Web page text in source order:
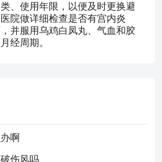
、使用年限，以便及时更换避
院做详细检查是否有宫内炎
并服用乌鸡白凤丸、气血和胶
经周期。
啊
伤风吗